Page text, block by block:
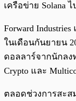
เครือข่าย Solana
Forward
ในเดือนกันยายน
ดอลลาร์จากนักลง
Crypto และ
ตลอดช่วงการสะส